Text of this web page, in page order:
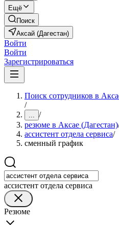
Ещё
Поиск
Аксай (Дагестан)
Войти
Войти
Зарегистрироваться
Поиск сотрудников в
/
... /
резюме в Аксае (Дагестан)
ассистент отдела сервиса/
сменный график
ассистент отдела сервиса
Резюме